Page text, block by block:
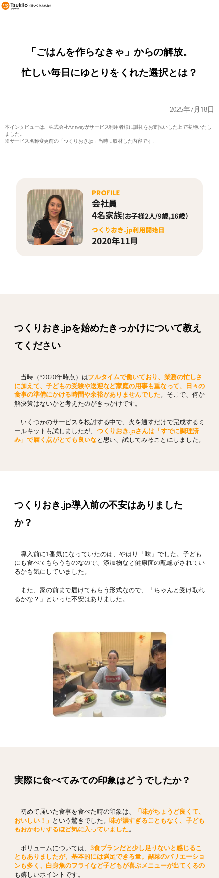
「ごはんを作らなきゃ」からの解放。
忙しい毎日にゆとりをくれた選択とは？
2025年7月18日
本インタビューは、株式会社Antwayがサービス利用者様に謝礼をお支払いした上で実施いたし
ました。
※サービス名称変更前の「つくりおき.jp」当時に取材した内容です。
つくりおき.jpを始めたきっかけについて教え
てください
当時（*2020年時点）はフルタイムで働いており、業務の忙しさ
に加えて、子どもの受験や送迎など家庭の用事も重なって、日々の
食事の準備にかける時間や余裕がありませんでした。そこで、何か
解決策はないかと考えたのがきっかけです。
いくつかのサービスを検討する中で、火を通すだけで完成するミ
ールキットも試しましたが、 つくりおき.jpさんは「すでに調理済
み」で届く点がとても良いなと思い、試してみることにしました。
つくりおき.jp導入前の不安はありました
か？
導入前に1番気になっていたのは、やはり「味」でした。子ども
にも食べてもらうものなので、添加物など健康面の配慮がされてい
るかも気にしていました。
また、家の前まで届けてもらう形式なので、「ちゃんと受け取れ
るかな？」といった不安はありました。
実際に食べてみての印象はどうでしたか？
初めて届いた食事を食べた時の印象は、
「味がちょうど良くて、
おいしい！」 という驚きでした。 味が濃すぎることもなく、子ども
もおかわりするほど気に入っていました 。
ボリュームについては、 3食プランだと少し足りないと感じるこ
ともありましたが、基本的には満足できる量。副菜のバリエーショ
ンも多く、白身魚のフライなど子どもが喜ぶメニューが出てくるの
も嬉しいポイントです。